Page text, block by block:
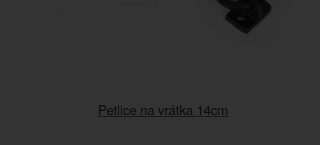
Petlice na vrátka 14cm